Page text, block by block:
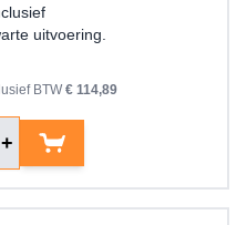
uitvoering.
BTW € 114,89
+